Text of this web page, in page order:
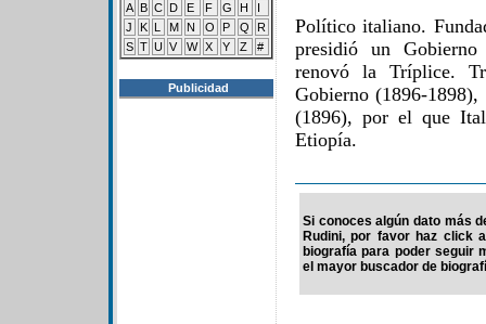
A B C D E F G H
I
J
K L M N O P Q
R
S T U V W X Y Z #
Publicidad
Político italiano.
presidió un Gobierno
renovó la Tríplice.
Gobierno (1896-
(1896), por el que
Etiopía.
Si conoces algún dato más
Rudini, por favor haz click
biografía para poder seguir
el mayor buscador de